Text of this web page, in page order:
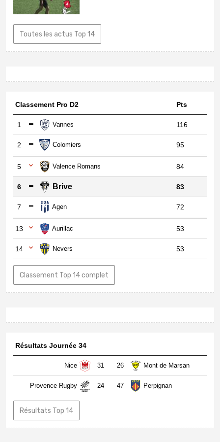
Toutes les actus Top 14
Classement Pro D2 Pts
1 Vannes 116
2 Colomiers 95
5 Valence Romans 84
6 Brive 83
7 Agen 72
13 Aurillac 53
14 Nevers 53
Classement Top 14 complet
Résultats Journée 34
Nice 31 26 Mont de Marsan
Provence Rugby 24 47 Perpignan
Résultats Top 14